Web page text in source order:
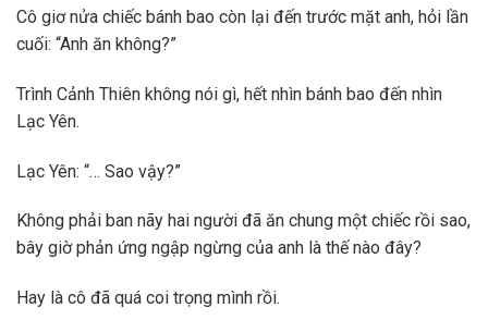
Cô giơ nửa chiếc bánh bao còn lại đến trước mặt anh, hỏi lần
cuối: “Anh ăn không?”
Trình Cảnh Thiên không nói gì, hết nhìn bánh bao đến nhìn
Lạc Yên.
Lạc Yên: “… Sao vậy?”
Không phải ban nãy hai người đã ăn chung một chiếc rồi sao,
bây giờ phản ứng ngập ngừng của anh là thế nào đây?
Hay là cô đã quá coi trọng mình rồi.